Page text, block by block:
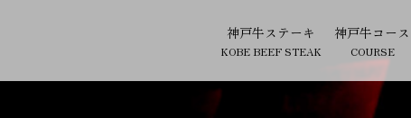
神戸牛ステーキ
KOBE BEEF STEAK
神戸牛コース
COURSE